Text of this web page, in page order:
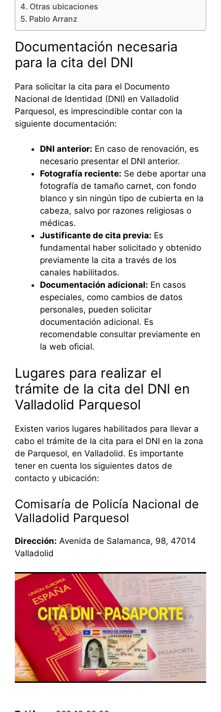
Otras ubicaciones
Pablo Arranz
Documentación necesaria
para la cita del DNI
Para solicitar la cita para el Documento
Nacional de Identidad (DNI) en Valladolid
Parquesol, es imprescindible contar con la
siguiente documentación:
DNI anterior: En caso de renovación, es
necesario presentar el DNI anterior.
Fotografía reciente: Se debe aportar una
fotografía de tamaño carnet, con fondo
blanco y sin ningún tipo de cubierta en la
cabeza, salvo por razones religiosas o
médicas.
Justificante de cita previa: Es
fundamental haber solicitado y obtenido
previamente la cita a través de los
canales habilitados.
Documentación adicional: En casos
especiales, como cambios de datos
personales, pueden solicitar
documentación adicional. Es
recomendable consultar previamente en
la web oficial.
Lugares para realizar el
trámite de la cita del DNI en
Valladolid Parquesol
Existen varios lugares habilitados para llevar a
cabo el trámite de la cita para el DNI en la zona
de Parquesol, en Valladolid. Es importante
tener en cuenta los siguientes datos de
contacto y ubicación:
Comisaría de Policía Nacional de
Valladolid Parquesol
Dirección: Avenida de Salamanca, 98, 47014
Valladolid